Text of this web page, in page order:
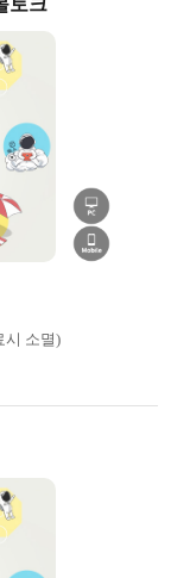
시 소멸)